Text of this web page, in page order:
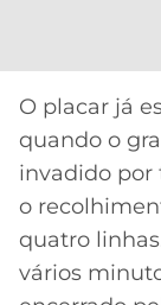
O placar já
quando o
invadido por
o
quatro
vários